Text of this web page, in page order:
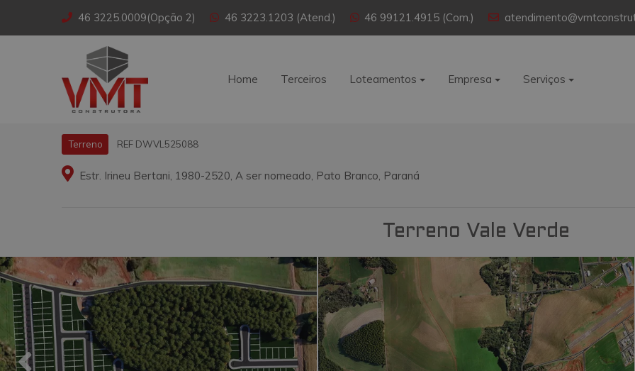
46 3225.0009(Opção 2) 46 3223.1203 (Atend.) 46 99121.4915 (Com.)
Home Terceiros Loteamentos Empresa Serviços
Terreno REF DWVL525088
Estr. Irineu Bertani, 1980-2520, A ser nomeado, Pato Branco, Paraná
Terreno Vale Verde